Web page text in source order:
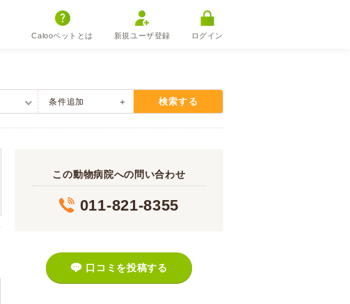
Calooペットとは 新規ユーザ登録 ログイン
条件追加 検索する
この動物病院への問い合わせ
011-821-8355
口コミを投稿する